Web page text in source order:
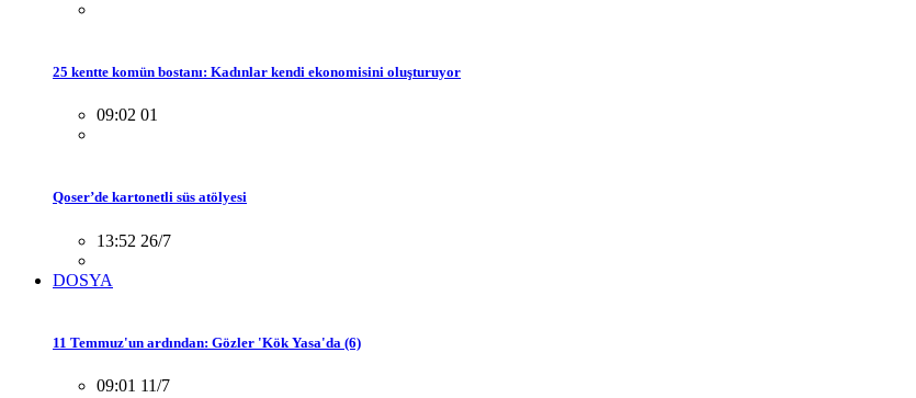
25 kentte komün bostanı: Kadınlar kendi ekonomisini oluşturuyor
09:02 01
Qoser’de kartonetli süs atölyesi
13:52 26/7
DOSYA
11 Temmuz'un ardından: Gözler 'Kök Yasa'da (6)
09:01 11/7